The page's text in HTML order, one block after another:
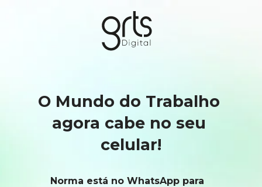
O Mundo do Trabalho
agora cabe no seu
celular!
Norma está no WhatsApp para